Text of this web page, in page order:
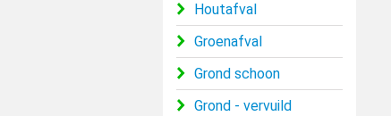
Houtafval
Groenafval
Grond schoon
Grond - vervuild